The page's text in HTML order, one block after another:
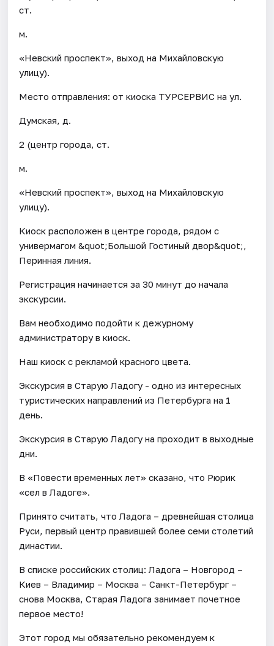
ст.
м.
«Невский проспект», выход на Михайловскую
улицу).
Место отправления: от киоска ТУРСЕРВИС на ул.
Думская, д.
2 (центр города, ст.
м.
«Невский проспект», выход на Михайловскую
улицу).
Киоск расположен в центре города, рядом с
универмагом &quot;Большой Гостиный двор&quot;,
Перинная линия.
Регистрация начинается за 30 минут до начала
экскурсии.
Вам необходимо подойти к дежурному
администратору в киоск.
Наш киоск с рекламой красного цвета.
Экскурсия в Старую Ладогу - одно из интересных
туристических направлений из Петербурга на 1
день.
Экскурсия в Старую Ладогу на проходит в выходные
дни.
В «Повести временных лет» сказано, что Рюрик
«сел в Ладоге».
Принято считать, что Ладога – древнейшая столица
Руси, первый центр правившей более семи столетий
династии.
В списке российских столиц: Ладога – Новгород –
Киев – Владимир – Москва – Санкт-Петербург –
снова Москва, Старая Ладога занимает почетное
первое место!
Этот город мы обязательно рекомендуем к